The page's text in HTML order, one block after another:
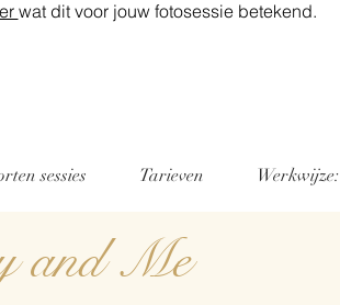
wat dit voor jouw fotosessie betekend.
sessies Tarieven Werkwijze:
and Me